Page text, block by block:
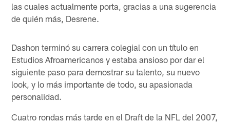
las cuales actualmente porta, gracias a una sugerencia
de quién más, Desrene.
Dashon terminó su carrera colegial con un título en
Estudios Afroamericanos y estaba ansioso por dar el
siguiente paso para demostrar su talento, su nuevo
look, y lo más importante de todo, su apasionada
personalidad.
Cuatro rondas más tarde en el Draft de la NFL del 2007,